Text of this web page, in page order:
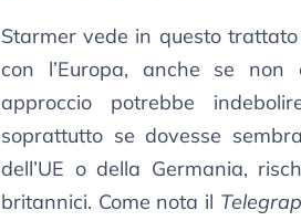
Starmer vede in questo
con l’Europa, anche se non
approccio potrebbe
soprattutto se dovesse
dell’UE o della Germania,
britannici. Come nota il